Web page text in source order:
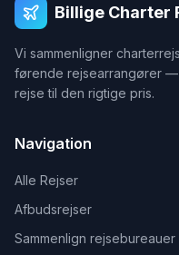
Billige Charter
Vi sammenligner
førende rejsearrangører
rejse til den rigtige pris.
Navigation
Alle Rejser
Afbudsrejser
Sammenlign rejsebureauer